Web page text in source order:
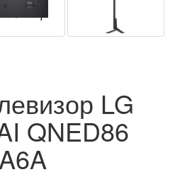
LG
QNED86